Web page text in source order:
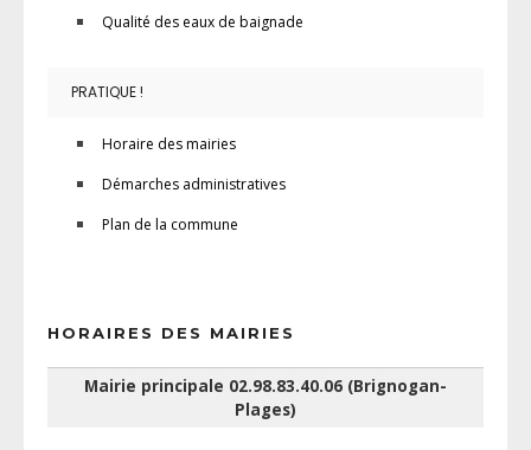
Qualité des eaux de baignade
PRATIQUE !
Horaire des mairies
Démarches administratives
Plan de la commune
HORAIRES DES MAIRIES
Mairie principale 02.98.83.40.06 (Brignogan-
Plages)